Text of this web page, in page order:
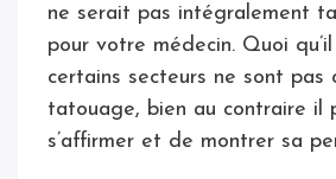
ne serait pas intégralement
pour votre médecin. Quoi
certains secteurs ne sont pas
tatouage, bien au contraire il
s’affirmer et de montrer sa